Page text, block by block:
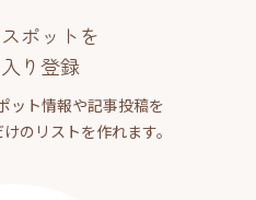
ポットを
り登録
ット情報や記事投稿を
のリストを作れます。